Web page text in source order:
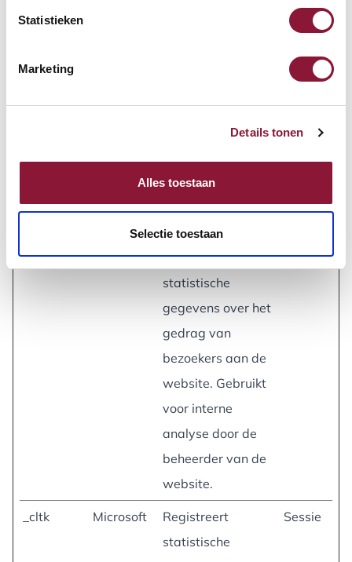
Statistieken
Marketing
Details tonen
Alles toestaan
Selectie toestaan
_clsk Microsoft
Registreert
statistische
gegevens over het
gedrag van
bezoekers aan de
website. Gebruikt
voor interne
analyse door de
beheerder van de
website.
1 dag
_cltk Microsoft
Registreert
statistische
Sessie